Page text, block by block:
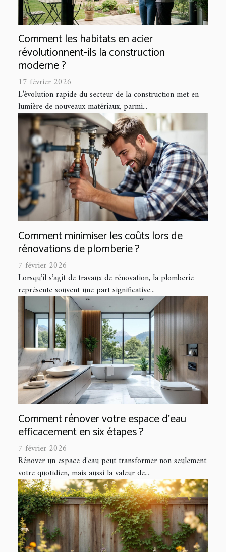
Comment les habitats en acier
révolutionnent-ils la construction
moderne ?
17 février 2026
L’évolution rapide du secteur de la construction met en
lumière de nouveaux matériaux, parmi...
Comment minimiser les coûts lors de
rénovations de plomberie ?
7 février 2026
Lorsqu’il s’agit de travaux de rénovation, la plomberie
représente souvent une part significative...
Comment rénover votre espace d'eau
efficacement en six étapes ?
7 février 2026
Rénover un espace d'eau peut transformer non seulement
votre quotidien, mais aussi la valeur de...